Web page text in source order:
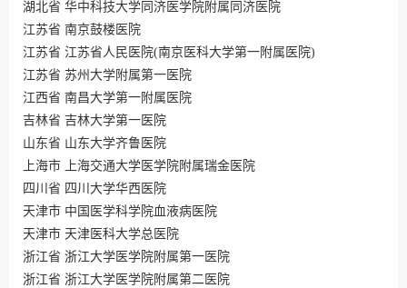
湖北省 华中科技大学同济医学院附属同济医院
江苏省 南京鼓楼医院
江苏省 江苏省人民医院(南京医科大学第一附属医院)
江苏省 苏州大学附属第一医院
江西省 南昌大学第一附属医院
吉林省 吉林大学第一医院
山东省 山东大学齐鲁医院
上海市 上海交通大学医学院附属瑞金医院
四川省 四川大学华西医院
天津市 中国医学科学院血液病医院
天津市 天津医科大学总医院
浙江省 浙江大学医学院附属第一医院
浙江省 浙江大学医学院附属第二医院